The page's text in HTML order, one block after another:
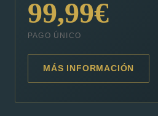
99,99€
PAGO ÚNICO
MÁS INFORMACIÓN